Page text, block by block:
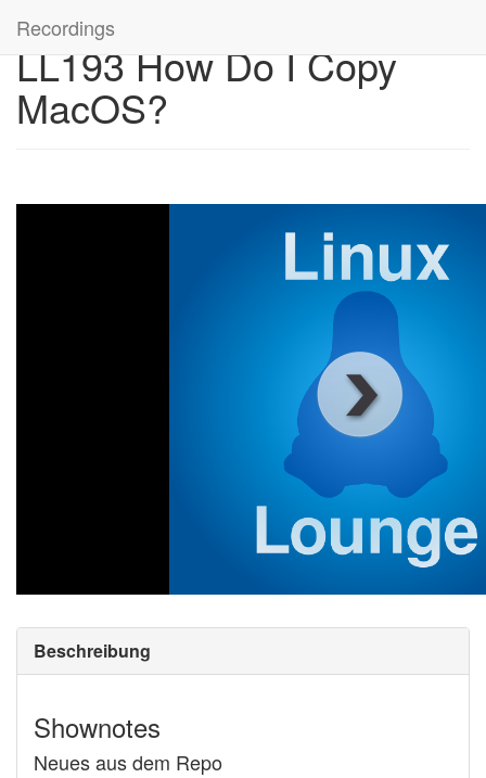
Recordings
LL193 How Do I Copy
MacOS?
Beschreibung
Shownotes
Neues aus dem Repo